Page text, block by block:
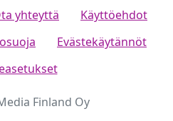
yhteyttä
Käyttöehdot
Evästekäytännöt
Finland Oy